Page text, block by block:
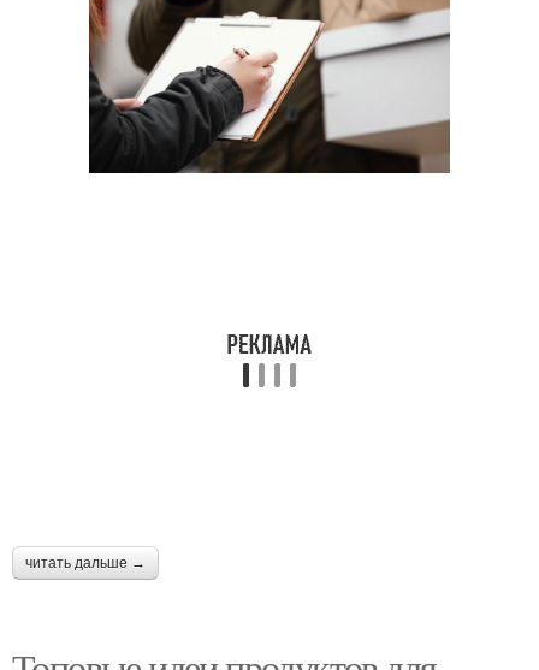
читать дальше →